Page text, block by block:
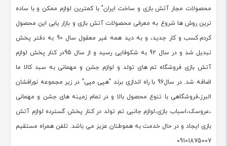
محصولات مجار آتش بازی و ساخت ایران" با کمترین لوازم ممکن و با ساده
ترین روش ها شروع به معرفی محصولات آتش بازی و بازار یابی این محصول
کردم.کسب و کار جدید، و به دید همه غیر معقول سال 90 به دفتر پخش
تبدیل شد و در سال 92 به شکوفایی رسید و از سال 95در کنار پخش لوازم
آتش بازی فروشگاه تم های تولد و لوازم جشن و مهمانی به سبد کالا ما
اضافه شد. در سال96 با راه اندازی برند "هپی مپی" در زیر مجموعه نورافشان
البرز،فروشگاهی با تنوع محصول بالا و در تمام زمینه های جشن و مهمانی
،عروسک،اسباب بازی،لوازم جانبی تم تولد در کنار پخش گسترده لوازم آتش
بازی ایجاد و در حال خدمت به هموطنان عزیز می باشد. تلفن همراه مستقیم
09101875007